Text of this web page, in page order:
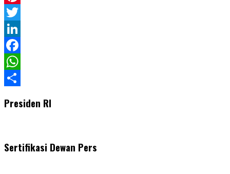
Pinterest
Twitter
LinkedIn
Facebook
WhatsApp
Presiden RI
Sertifikasi Dewan Pers